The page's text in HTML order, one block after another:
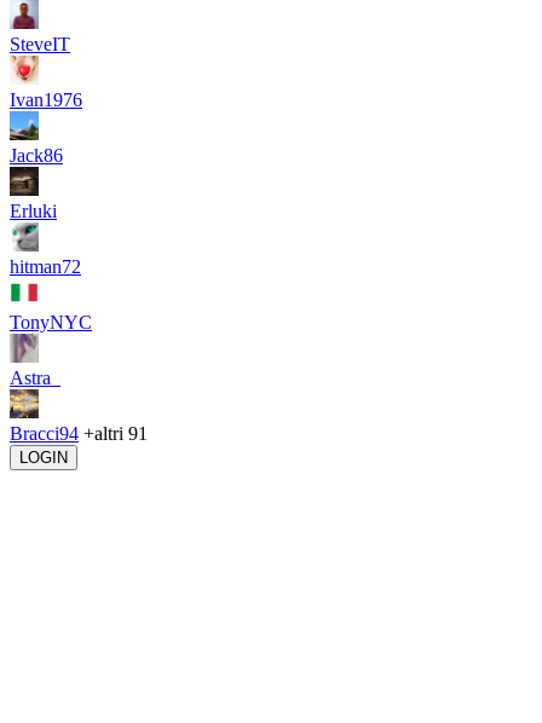
SteveIT
Ivan1976
Jack86
Erluki
hitman72
TonyNYC
Astra_
Bracci94 +altri 91
LOGIN